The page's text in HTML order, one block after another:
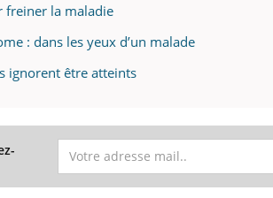
freiner la maladie
: dans les yeux d’un malade
ignorent être atteints